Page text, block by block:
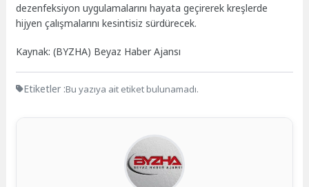
dezenfeksiyon uygulamalarını hayata geçirerek kreşlerde
hijyen çalışmalarını kesintisiz sürdürecek.
Kaynak: (BYZHA) Beyaz Haber Ajansı
Etiketler :Bu yazıya ait etiket bulunamadı.